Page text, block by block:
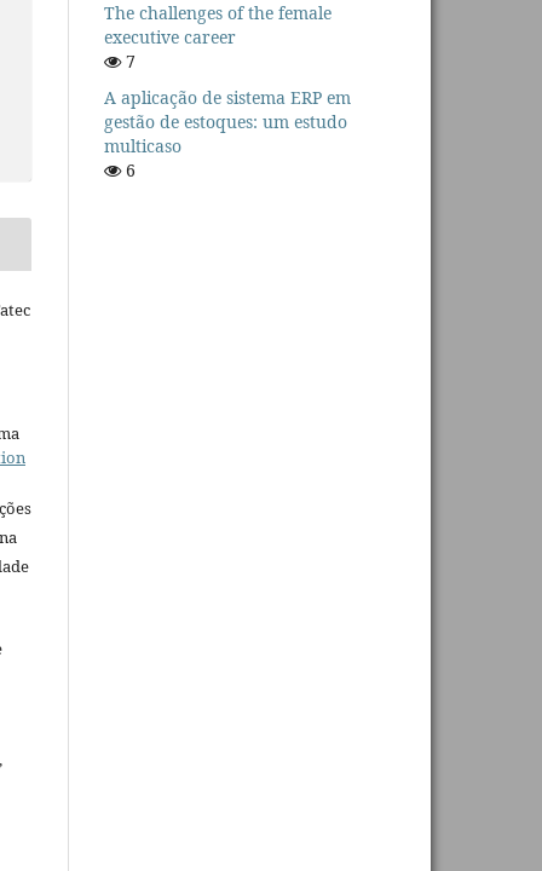
The challenges of the female
executive career
7
A aplicação de sistema ERP em
gestão de estoques: um estudo
multicaso
6